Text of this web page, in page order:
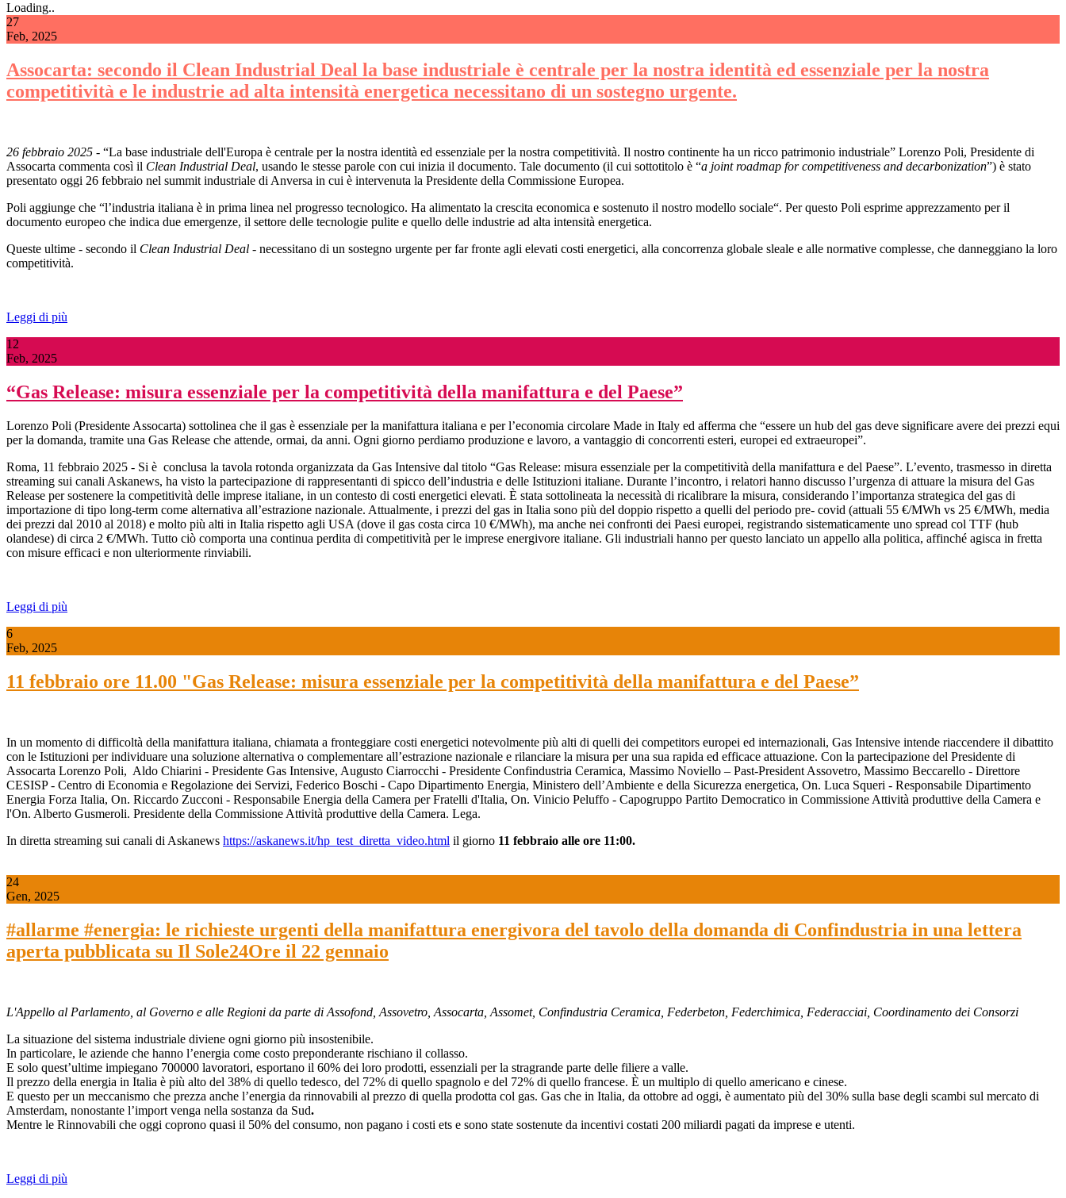
Loading..
27
Feb, 2025
Assocarta: secondo il Clean Industrial Deal la base industriale è centrale per la nostra identità ed essenziale per la nostra
competitività e le industrie ad alta intensità energetica necessitano di un sostegno urgente.
26 febbraio 2025 - “La base industriale dell'Europa è centrale per la nostra identità ed essenziale per la nostra competitività. Il nostro continente ha un ricco patrimonio industriale” Lorenzo Poli, Presidente di
Assocarta commenta così il Clean Industrial Deal, usando le stesse parole con cui inizia il documento. Tale documento (il cui sottotitolo è “a joint roadmap for competitiveness and decarbonization”) è stato
presentato oggi 26 febbraio nel summit industriale di Anversa in cui è intervenuta la Presidente della Commissione Europea.
Poli aggiunge che “l’industria italiana è in prima linea nel progresso tecnologico. Ha alimentato la crescita economica e sostenuto il nostro modello sociale“. Per questo Poli esprime apprezzamento per il
documento europeo che indica due emergenze, il settore delle tecnologie pulite e quello delle industrie ad alta intensità energetica.
Queste ultime - secondo il Clean Industrial Deal - necessitano di un sostegno urgente per far fronte agli elevati costi energetici, alla concorrenza globale sleale e alle normative complesse, che danneggiano la loro
competitività.
Leggi di più
12
Feb, 2025
“Gas Release: misura essenziale per la competitività della manifattura e del Paese”
Lorenzo Poli (Presidente Assocarta) sottolinea che il gas è essenziale per la manifattura italiana e per l’economia circolare Made in Italy ed afferma che “essere un hub del gas deve significare avere dei prezzi equi
per la domanda, tramite una Gas Release che attende, ormai, da anni. Ogni giorno perdiamo produzione e lavoro, a vantaggio di concorrenti esteri, europei ed extraeuropei”.
Roma, 11 febbraio 2025 - Si è conclusa la tavola rotonda organizzata da Gas Intensive dal titolo “Gas Release: misura essenziale per la competitività della manifattura e del Paese”. L’evento, trasmesso in diretta
streaming sui canali Askanews, ha visto la partecipazione di rappresentanti di spicco dell’industria e delle Istituzioni italiane. Durante l’incontro, i relatori hanno discusso l’urgenza di attuare la misura del Gas
Release per sostenere la competitività delle imprese italiane, in un contesto di costi energetici elevati. È stata sottolineata la necessità di ricalibrare la misura, considerando l’importanza strategica del gas di
importazione di tipo long-term come alternativa all’estrazione nazionale. Attualmente, i prezzi del gas in Italia sono più del doppio rispetto a quelli del periodo pre- covid (attuali 55 €/MWh vs 25 €/MWh, media
dei prezzi dal 2010 al 2018) e molto più alti in Italia rispetto agli USA (dove il gas costa circa 10 €/MWh), ma anche nei confronti dei Paesi europei, registrando sistematicamente uno spread col TTF (hub
olandese) di circa 2 €/MWh. Tutto ciò comporta una continua perdita di competitività per le imprese energivore italiane. Gli industriali hanno per questo lanciato un appello alla politica, affinché agisca in fretta
con misure efficaci e non ulteriormente rinviabili.
Leggi di più
6
Feb, 2025
11 febbraio ore 11.00 "Gas Release: misura essenziale per la competitività della manifattura e del Paese”
In un momento di difficoltà della manifattura italiana, chiamata a fronteggiare costi energetici notevolmente più alti di quelli dei competitors europei ed internazionali, Gas Intensive intende riaccendere il dibattito
con le Istituzioni per individuare una soluzione alternativa o complementare all’estrazione nazionale e rilanciare la misura per una sua rapida ed efficace attuazione. Con la partecipazione del Presidente di
Assocarta Lorenzo Poli, Aldo Chiarini - Presidente Gas Intensive, Augusto Ciarrocchi - Presidente Confindustria Ceramica, Massimo Noviello – Past-President Assovetro, Massimo Beccarello - Direttore
CESISP - Centro di Economia e Regolazione dei Servizi, Federico Boschi - Capo Dipartimento Energia, Ministero dell’Ambiente e della Sicurezza energetica, On. Luca Squeri - Responsabile Dipartimento
Energia Forza Italia, On. Riccardo Zucconi - Responsabile Energia della Camera per Fratelli d'Italia, On. Vinicio Peluffo - Capogruppo Partito Democratico in Commissione Attività produttive della Camera e
l'On. Alberto Gusmeroli. Presidente della Commissione Attività produttive della Camera. Lega.
In diretta streaming sui canali di Askanews https://askanews.it/hp_test_diretta_video.html il giorno 11 febbraio alle ore 11:00.
24
Gen, 2025
#allarme #energia: le richieste urgenti della manifattura energivora del tavolo della domanda di Confindustria in una lettera
aperta pubblicata su Il Sole24Ore il 22 gennaio
L'Appello al Parlamento, al Governo e alle Regioni da parte di Assofond, Assovetro, Assocarta, Assomet, Confindustria Ceramica, Federbeton, Federchimica, Federacciai, Coordinamento dei Consorzi
La situazione del sistema industriale diviene ogni giorno più insostenibile.
In particolare, le aziende che hanno l’energia come costo preponderante rischiano il collasso.
E solo quest’ultime impiegano 700000 lavoratori, esportano il 60% dei loro prodotti, essenziali per la stragrande parte delle filiere a valle.
Il prezzo della energia in Italia è più alto del 38% di quello tedesco, del 72% di quello spagnolo e del 72% di quello francese. È un multiplo di quello americano e cinese.
E questo per un meccanismo che prezza anche l’energia da rinnovabili al prezzo di quella prodotta col gas. Gas che in Italia, da ottobre ad oggi, è aumentato più del 30% sulla base degli scambi sul mercato di
Amsterdam, nonostante l’import venga nella sostanza da Sud.
Mentre le Rinnovabili che oggi coprono quasi il 50% del consumo, non pagano i costi ets e sono state sostenute da incentivi costati 200 miliardi pagati da imprese e utenti.
Leggi di più